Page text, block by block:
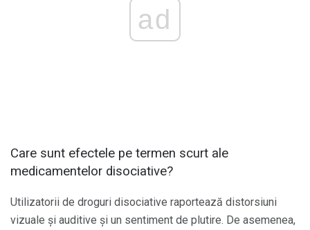
ad
Care sunt efectele pe termen scurt ale
medicamentelor disociative?
Utilizatorii de droguri disociative raportează distorsiuni
vizuale și auditive și un sentiment de plutire. De asemenea,